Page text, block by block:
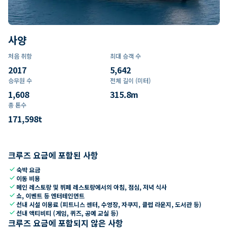
사양
처음 취항
2017
최대 승객 수
5,642
승무원 수
1,608
전체 길이 (미터)
315.8m
총 톤수
171,598t
크루즈 요금에 포함된 사항
check숙박 요금
check 이동 비용
check 메인 레스토랑 및 뷔페 레스토랑에서의 아침, 점심, 저녁 식사
check쇼, 이벤트 등 엔터테인먼트
check선내 시설 이용료 (피트니스 센터, 수영장, 자쿠지, 클럽 라운지, 도서관 등)
check선내 액티비티 (게임, 퀴즈, 공예 교실 등)
크루즈 요금에 포함되지 않은 사항